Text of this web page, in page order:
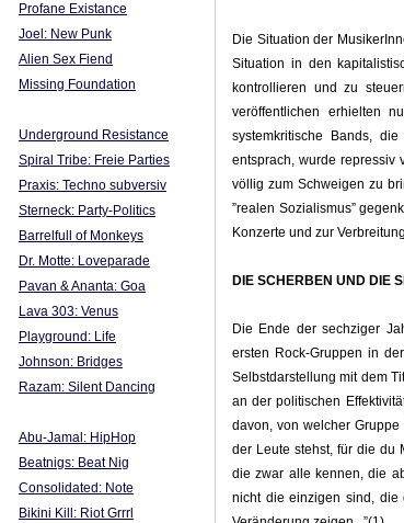
Profane Existance
Joel: New Punk
Alien Sex Fiend
Missing Foundation
Underground Resistance
Spiral Tribe: Freie Parties
Praxis: Techno subversiv
Sterneck: Party-Politics
Barrelfull of Monkeys
Dr. Motte: Loveparade
Pavan & Ananta: Goa
Lava 303: Venus
Playground: Life
Johnson: Bridges
Razam: Silent Dancing
Abu-Jamal: HipHop
Beatnigs: Beat Nig
Consolidated: Note
Bikini Kill: Riot Grrrl
Die Situation der
Situation in den
kontrollieren und zu
veröffentlichen erhielten
systemkritische Bands,
entsprach, wurde repressiv
völlig zum Schweigen zu
”realen Sozialismus”
Konzerte und zur
DIE SCHERBEN UND DIE
Die Ende der sechziger
ersten Rock-Gruppen in
Selbstdarstellung mit dem
an der politischen
davon, von welcher
der Leute stehst, für die du
die zwar alle kennen, die
nicht die einzigen sind, die